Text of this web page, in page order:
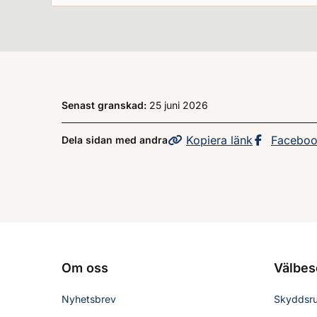
Senast granskad: 25 juni 2026
Dela sidan med andra Kopiera sidans
länk Dela
Om oss
Nyhetsbrev